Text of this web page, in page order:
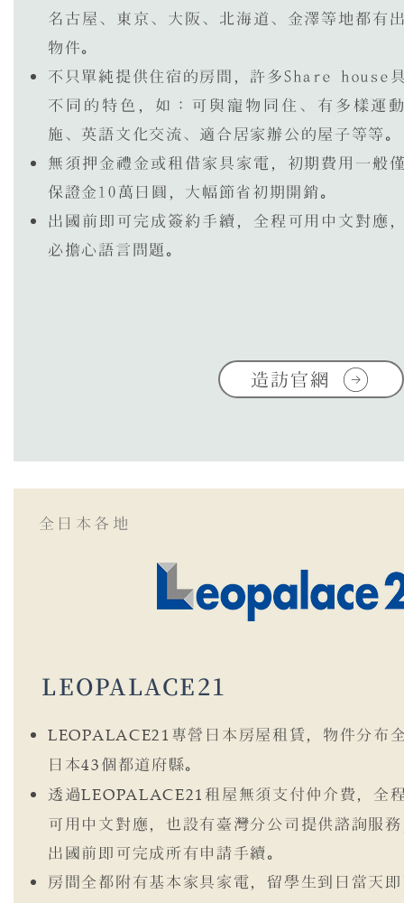
名古屋、東京、大阪、北海道、金澤等地都有
物件。
不只單純提供住宿的房間，許多Share house
不同的特色，如：可與寵物同住、有多樣運
施、英語文化交流、適合居家辦公的屋子等等。
無須押金禮金或租借家具家電，初期費用一般
保證金10萬日圓，大幅節省初期開銷。
出國前即可完成簽約手續，全程可用中文對應
必擔心語言問題。
造訪官網
​全日本各地
LEOPALACE21
LEOPALACE21 專營日本房屋租賃，物件分布
日本43個都道府縣。
透過LEOPALACE21 租屋無須支付仲介費，全
可用中文對應，也設有臺灣分公司提供諮詢服
出國前即可完成所有申請手續。
房間全都附有基本家具家電，留學生到日當天